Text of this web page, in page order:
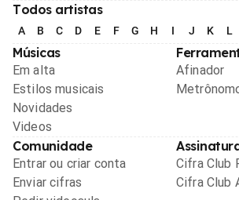
Todos artistas
A B C D E F G H I J K L
Músicas
Em alta
Estilos musicais
Novidades
Videos
Afinador
Comunidade
Entrar ou criar conta
Enviar cifras
Cifra Club
Cifra Club